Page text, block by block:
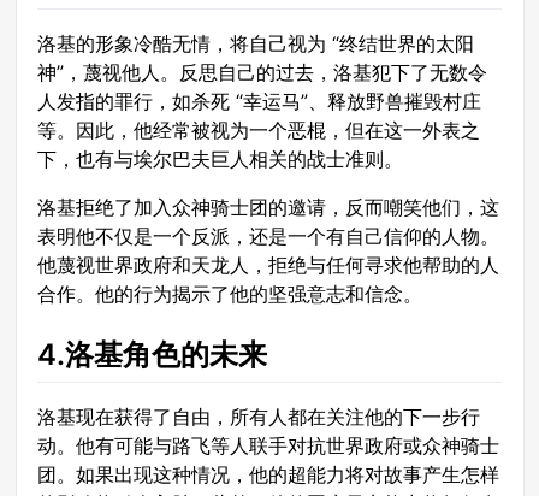
洛基的形象冷酷无情，将自己视为 “终结世界的太阳
神”，蔑视他人。反思自己的过去，洛基犯下了无数令
人发指的罪行，如杀死 “幸运马”、释放野兽摧毁村庄
等。因此，他经常被视为一个恶棍，但在这一外表之
下，也有与埃尔巴夫巨人相关的战士准则。
洛基拒绝了加入众神骑士团的邀请，反而嘲笑他们，这
表明他不仅是一个反派，还是一个有自己信仰的人物。
他蔑视世界政府和天龙人，拒绝与任何寻求他帮助的人
合作。他的行为揭示了他的坚强意志和信念。
4.洛基角色的未来
洛基现在获得了自由，所有人都在关注他的下一步行
动。他有可能与路飞等人联手对抗世界政府或众神骑士
团。如果出现这种情况，他的超能力将对故事产生怎样